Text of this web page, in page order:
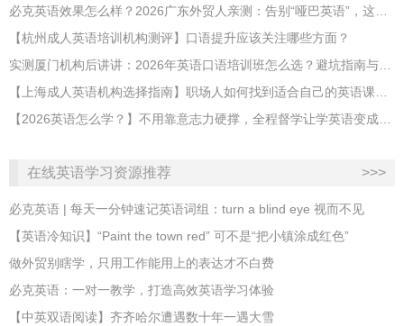
必克英语效果怎么样？2026广东外贸人亲测：告别“哑巴英语”，这才是成年人最高效的自救指南！
【杭州成人英语培训机构测评】口语提升应该关注哪些方面？
实测厦门机构后讲讲：2026年英语口语培训班怎么选？避坑指南与高效学习新范式
【上海成人英语机构选择指南】职场人如何找到适合自己的英语课程？
【2026英语怎么学？】不用靠意志力硬撑，全程督学让学英语变成日常习惯
在线英语学习资源推荐 >>>
必克英语 | 每天一分钟速记英语词组：turn a blind eye 视而不见
​【英语冷知识】“Paint the town red” 可不是“把小镇涂成红色”
做外贸别瞎学，只用工作能用上的表达才不白费
必克英语：一对一教学，打造高效英语学习体验
【中英双语阅读】齐齐哈尔遭遇数十年一遇大雪